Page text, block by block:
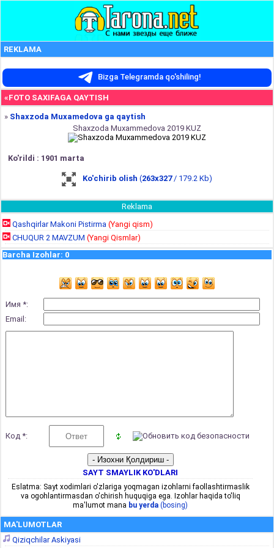
REKLAMA
Bizga Telegramda qo'shiling!
«FOTO SAXIFAGA QAYTISH
» Shaxzoda Muxamedova ga qaytish
Shaxzoda Muxammedova 2019 KUZ
Ko'rildi : 1901 marta
Ko'chirib olish (263x327/ 179.2 Kb)
Reklama
Qashqirlar Makoni Pistirma (Yangi qism)
CHUQUR 2 MAVZUM (Yangi Qismlar)
Barcha Izohlar: 0
Имя *:
Email:
Код *:
SAYT SMAYLIK KO'DLARI
Eslatma: Sayt xodimlari o'zlariga yoqmagan izohlarni faollashtirmaslik
va ogohlantirmasdan o'chirish huquqiga ega. Izohlar haqida to'liq
ma'lumot mana bu yerda (bosing)
MA'LUMOTLAR
Qiziqchilar Askiyasi